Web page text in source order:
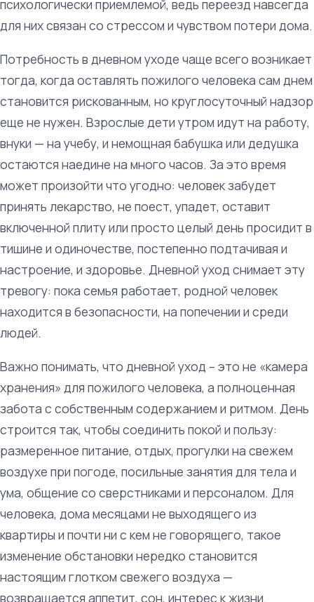
психологически приемлемой, ведь переезд навсегда
для них связан со стрессом и чувством потери дома.
Потребность в дневном уходе чаще всего возникает
тогда, когда оставлять пожилого человека сам днем
становится рискованным, но круглосуточный надзор
еще не нужен. Взрослые дети утром идут на работу,
внуки — на учебу, и немощная бабушка или дедушка
остаются наедине на много часов. За это время
может произойти что угодно: человек забудет
принять лекарство, не поест, упадет, оставит
включенной плиту или просто целый день просидит в
тишине и одиночестве, постепенно подтачивая и
настроение, и здоровье. Дневной уход снимает эту
тревогу: пока семья работает, родной человек
находится в безопасности, на попечении и среди
людей.
Важно понимать, что дневной уход – это не «камера
хранения» для пожилого человека, а полноценная
забота с собственным содержанием и ритмом. День
строится так, чтобы соединить покой и пользу:
размеренное питание, отдых, прогулки на свежем
воздухе при погоде, посильные занятия для тела и
ума, общение со сверстниками и персоналом. Для
человека, дома месяцами не выходящего из
квартиры и почти ни с кем не говорящего, такое
изменение обстановки нередко становится
настоящим глотком свежего воздуха —
возвращается аппетит, сон, интерес к жизни.